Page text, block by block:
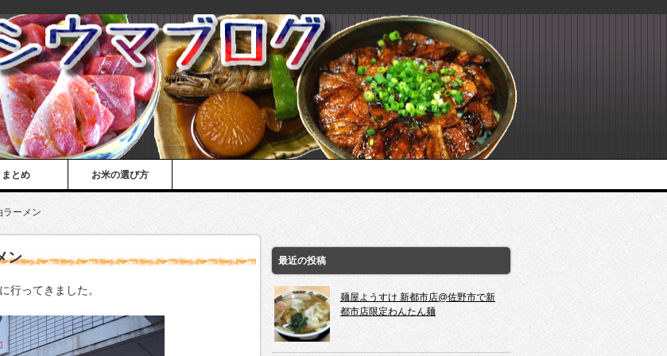
まとめ お米の選び方
ラーメン
ン
行ってきました。
最近の投稿
麺屋ようすけ 新都市店@佐野市で新
都市店限定わんたん麺